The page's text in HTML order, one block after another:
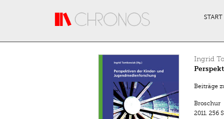
START
Ingrid
Beiträge
Broschur
2011. 256